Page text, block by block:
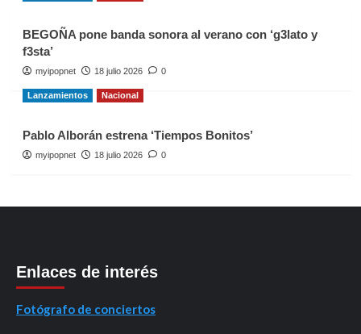
BEGOÑA pone banda sonora al verano con ‘g3lato y
f3sta’
myipopnet 18 julio 2026 0
Lanzamientos Nacional
Pablo Alborán estrena ‘Tiempos Bonitos’
myipopnet 18 julio 2026 0
Enlaces de interés
Fotógrafo de conciertos